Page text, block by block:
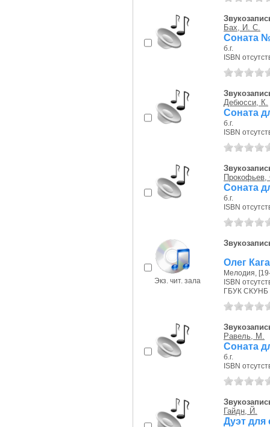
Бах, И. С.
Соната
б.г.
ISBN
Дебюсси, К.
Соната
б.г.
ISBN
Прокофьев,
Соната
б.г.
ISBN
Экз. чит. зала
Олег
Мелодия,
ISBN
ГБУК
Равель, М.
Соната
б.г.
ISBN
Гайдн, Й.
Дуэт для